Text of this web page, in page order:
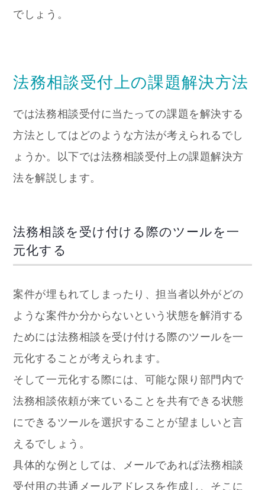
でしょう。
法務相談受付上の課題解決方法
では法務相談受付に当たっての課題を解決する
方法としてはどのような方法が考えられるでし
ょうか。以下では法務相談受付上の課題解決方
法を解説します。
法務相談を受け付ける際のツールを一
元化する
案件が埋もれてしまったり、担当者以外がどの
ような案件か分からないという状態を解消する
ためには法務相談を受け付ける際のツールを一
元化することが考えられます。
そして一元化する際には、可能な限り部門内で
法務相談依頼が来ていることを共有できる状態
にできるツールを選択することが望ましいと言
えるでしょう。
具体的な例としては、メールであれば法務相談
受付用の共通メールアドレスを作成し、そこに